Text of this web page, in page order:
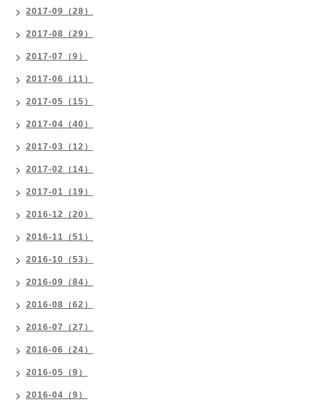
2017-09（28）
2017-08（29）
2017-07（9）
2017-06（11）
2017-05（15）
2017-04（40）
2017-03（12）
2017-02（14）
2017-01（19）
2016-12（20）
2016-11（51）
2016-10（53）
2016-09（84）
2016-08（62）
2016-07（27）
2016-06（24）
2016-05（9）
2016-04（9）